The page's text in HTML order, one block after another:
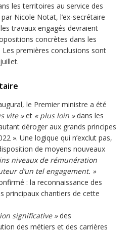
les territoires au service des
Nicole Notat, l’ex-secrétaire
travaux engagés devraient
concrètes dans les
premières conclusions sont
le Premier ministre a été
vite »et « plus loin »dans les
déroger aux grands principes
». Une logique qui n’exclut pas,
de moyens nouveaux
niveaux de rémunération
d’un tel engagement. »
: la reconnaissance des
principaux chantiers de cette
significative »des
des métiers et des carrières